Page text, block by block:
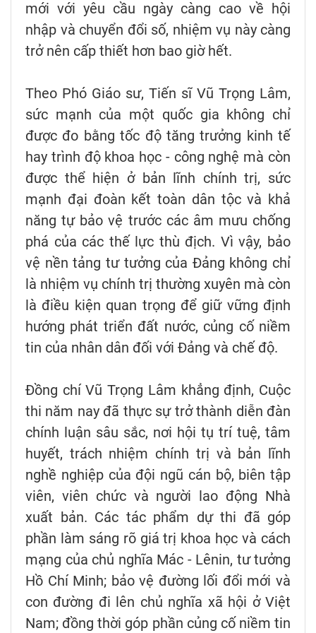
mới với yêu cầu ngày càng cao về hội
nhập và chuyển đổi số, nhiệm vụ này càng
trở nên cấp thiết hơn bao giờ hết.
Theo Phó Giáo sư, Tiến sĩ Vũ Trọng Lâm,
sức mạnh của một quốc gia không chỉ
được đo bằng tốc độ tăng trưởng kinh tế
hay trình độ khoa học - công nghệ mà còn
được thể hiện ở bản lĩnh chính trị, sức
mạnh đại đoàn kết toàn dân tộc và khả
năng tự bảo vệ trước các âm mưu chống
phá của các thế lực thù địch. Vì vậy, bảo
vệ nền tảng tư tưởng của Đảng không chỉ
là nhiệm vụ chính trị thường xuyên mà còn
là điều kiện quan trọng để giữ vững định
hướng phát triển đất nước, củng cố niềm
tin của nhân dân đối với Đảng và chế độ.
Đồng chí Vũ Trọng Lâm khẳng định, Cuộc
thi năm nay đã thực sự trở thành diễn đàn
chính luận sâu sắc, nơi hội tụ trí tuệ, tâm
huyết, trách nhiệm chính trị và bản lĩnh
nghề nghiệp của đội ngũ cán bộ, biên tập
viên, viên chức và người lao động Nhà
xuất bản. Các tác phẩm dự thi đã góp
phần làm sáng rõ giá trị khoa học và cách
mạng của chủ nghĩa Mác - Lênin, tư tưởng
Hồ Chí Minh; bảo vệ đường lối đổi mới và
con đường đi lên chủ nghĩa xã hội ở Việt
Nam; đồng thời góp phần củng cố niềm tin